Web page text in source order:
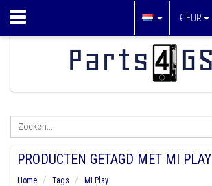
€ EUR
PRODUCTEN GETAGD MET MI PLAY
Home Tags
Mi Play